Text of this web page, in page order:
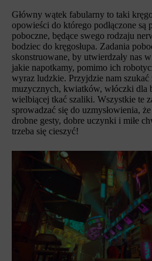
Główny wątek fabularny to taki
opowieści do którego podłączone są
poboczne, będące swego rodzaju
bodziec do kręgosłupa. Zadania
skonstruowane, by utwierdzały nas
jakie napotkamy, pomimo ich
wyraz ludzkie. Przyjdzie nam szukać
muzycznych, kwiatków, włóczki dla
wielbiącej tkać szaliki. Wszystkie te
sprowadzać się do uzmysłowienia,
drobne gesty, dobre uczynki i miłe
trzeba się cieszyć!